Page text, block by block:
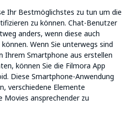
Ihr Bestmöglichstes zu tun um die
zu können. Chat-Benutzer
anders, wenn diese auch
Wenn Sie unterwegs sind
Ihrem Smartphone aus erstellen
können Sie die Filmora App
Diese Smartphone-Anwendung
verschiedene Elemente
Movies ansprechender zu